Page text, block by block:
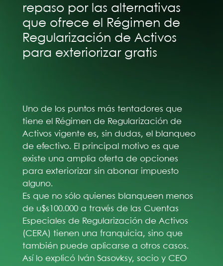
repaso por las alternativas
que ofrece el Régimen de
Regularización de Activos
para exteriorizar gratis
Uno de los puntos más tentadores que
tiene el Régimen de Regularización de
Activos vigente es, sin dudas, el blanqueo
de efectivo. El principal motivo es que
existe una amplia oferta de opciones
para exteriorizar sin abonar impuesto
alguno.
Es que no sólo quienes blanqueen menos
de u$s100.000 a través de las Cuentas
Especiales de Regularización de Activos
(CERA) tienen una franquicia, sino que
también puede aplicarse a otros casos.
Así lo explicó Iván Sasovksy, socio y CEO